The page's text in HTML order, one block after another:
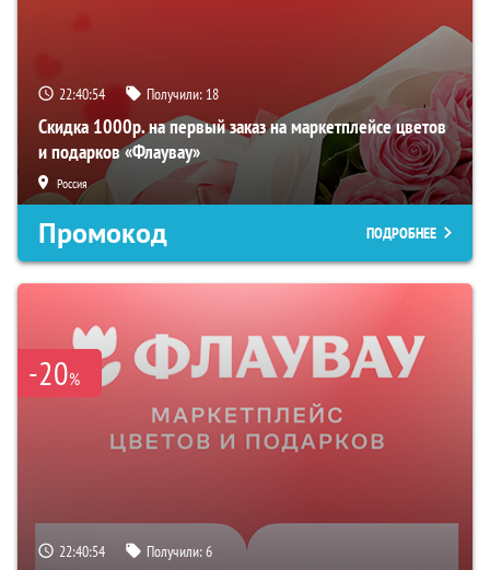
22:40:53 Получили: 18
Скидка 1000р. на первый заказ на маркетплейсе цветов
и подарков «Флаувау»
Россия
Промокод ПОДРОБНЕЕ
-20%
22:40:53 Получили:6